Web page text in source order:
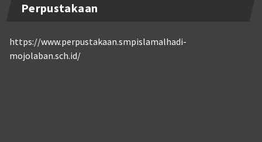
Perpustakaan
https://www.perpustakaan.smpislamalhadi-
mojolaban.sch.id/